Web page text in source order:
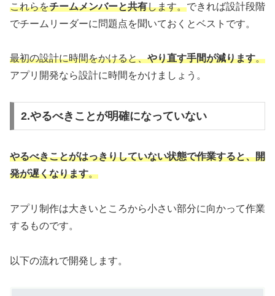
これらをチームメンバーと共有します。できれば設計段階
でチームリーダーに問題点を聞いておくとベストです。
最初の設計に時間をかけると、やり直す手間が減ります。
アプリ開発なら設計に時間をかけましょう。
2.やるべきことが明確になっていない
やるべきことがはっきりしていない状態で作業すると、開
発が遅くなります。
アプリ制作は大きいところから小さい部分に向かって作業
するものです。
以下の流れで開発します。